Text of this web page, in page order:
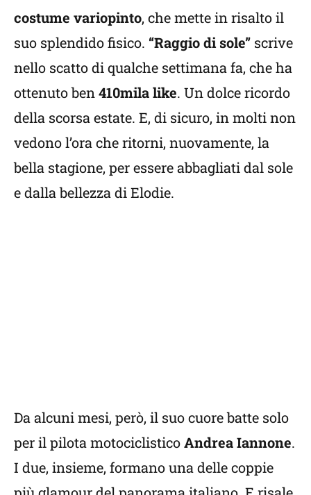
costume variopinto, che mette in risalto il
suo splendido fisico. “Raggio di sole” scrive
nello scatto di qualche settimana fa, che ha
ottenuto ben410mila like. Un dolce ricordo
della scorsa estate. E, di sicuro, in molti non
vedono l’ora che ritorni, nuovamente, la
bella stagione, per essere abbagliati dal sole
e dalla bellezza di Elodie.
Da alcuni mesi, però, il suo cuore batte solo
per il pilota motociclisticoAndrea Iannone.
I due, insieme, formano una delle coppie